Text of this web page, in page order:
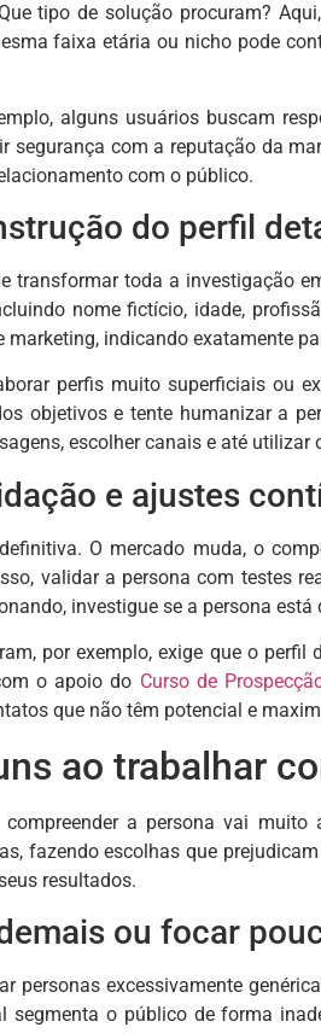
tipo de solução procuram?
faixa etária ou nicho pode
alguns usuários buscam
segurança com a reputação da
com o público.
do perfil
transformar toda a investigação
nome fictício, idade,
marketing, indicando exatamente
perfis muito superficiais ou
objetivos e tente humanizar a
escolher canais e até
e ajustes
O mercado muda, o
validar a persona com testes
investigue se a persona
por exemplo, exige que o
o apoio do Curso de
que não têm potencial e
ao trabalhar
a persona vai
fazendo escolhas que
resultados.
ou focar
personas excessivamente
segmenta o público de forma